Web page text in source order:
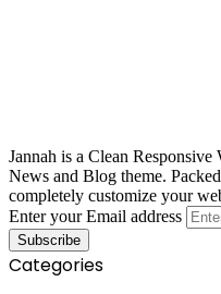
Jannah is a Clean
News and Blog theme.
completely customize your
Enter your Email address
Categories